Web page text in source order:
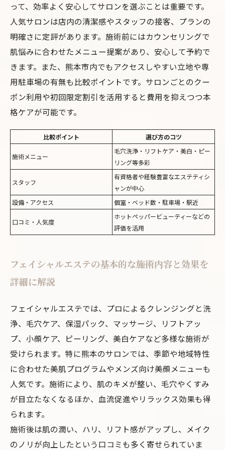
って、効率よく安心してサロンを選ぶことは重要です。
人気サロンは店内の清潔感やスタッフの接客、プランの
明確さに定評があります。施術前にはカウンセリングで
肌悩みに合わせたメニュー提案があり、安心して予約で
きます。また、熊本市内でもアクセスしやすい立地や専
用駐車場の有無も比較ポイントです。サロンごとのクー
ポン利用や初回限定割引を活用すると費用を抑えつつ本
格ケアが可能です。
比較ポイント 選び方のコツ
施術メニュー
毛穴洗浄・リフトケア・美白・ピー
リング等多彩
スタッフ
有資格者や経験豊富なエステティシ
ャンが中心
設備・アクセス
個室・ベッド数・駐車場・駅近
口コミ・人気度
ホットペッパービューティーなどの
評価を活用
フェイシャルエステの基本的な施術内容と効果を
詳細に解説
フェイシャルエステでは、プロによるクレンジングと洗
浄、毛穴ケア、保湿パック、マッサージ、リフトアッ
プ、小顔ケア、ピーリング、美白ケアなど多様な施術が
受けられます。特に熊本のサロンでは、季節や地域特性
に合わせた美肌プログラムやメンズ向け美顔メニューも
人気です。施術により、肌のキメが整い、毛穴やくすみ
が目立たなくなるほか、血流促進やリラックス効果も得
られます。
施術後は肌の潤い、ハリ、リフト感がアップし、メイク
のノリが向上したという口コミも多く寄せられていま